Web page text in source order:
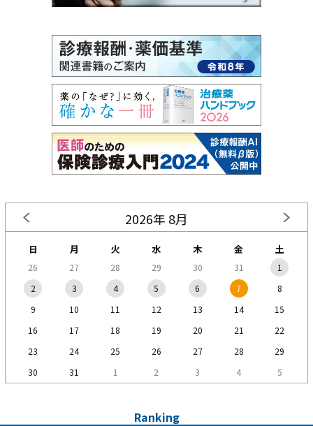
2026年 8月
日 月 火 水 木 金 土
26 27 28 29 30 31
1
2
3 4 5 6 7
8
9
10 11 12 13 14
15
16
17 18 19 20 21
22
23
24 25 26 27 28
29
30
31 1 2 3 4 5
Ranking